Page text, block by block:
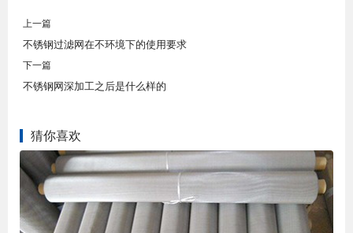
上一篇
不锈钢过滤网在不环境下的使用要求
下一篇
不锈钢网深加工之后是什么样的
猜你喜欢